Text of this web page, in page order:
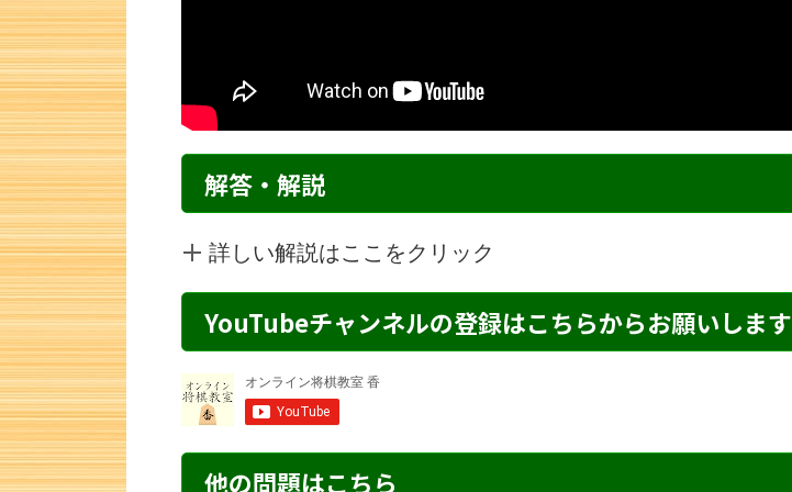
解答・解説
詳しい解説はここをクリック
YouTubeチャンネルの登録はこちらからお願いします
他の問題はこちら
詰将棋 4手詰め・130 解説